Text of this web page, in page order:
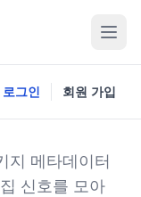
로그인 회원 가입
지 메타데이터
신호를 모아